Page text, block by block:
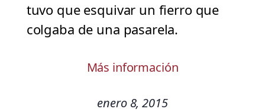
tuvo que esquivar un fierro que
colgaba de una pasarela.
Más información
enero 8, 2015